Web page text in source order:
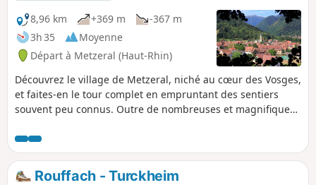
8,96 km
+369 m
-367 m
3h 35
Moyenne
Départ à Metzeral (Haut-Rhin)
Découvrez le village de Metzeral, niché au cœur des Vosges,
et faites-en le tour complet en empruntant des sentiers
souvent peu connus. Outre de nombreuses et magnifiques
l'Emm, monument de la Grande Guerre dans les Vosges !
Rouffach - Turckheim